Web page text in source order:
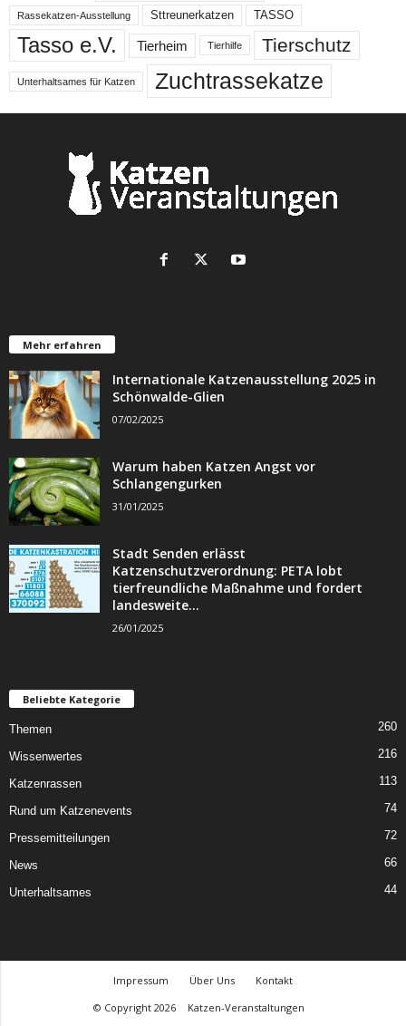
Rassekatzen-Ausstellung Sttreunerkatzen TASSO
Tasso e.V. Tierheim Tierhilfe Tierschutz
Unterhaltsames für Katzen Zuchtrassekatze
Mehr erfahren
Internationale Katzenausstellung 2025 in
Schönwalde-Glien
07/02/2025
Warum haben Katzen Angst vor
Schlangengurken
31/01/2025
Stadt Senden erlässt
Katzenschutzverordnung: PETA lobt
tierfreundliche Maßnahme und fordert
landesweite...
26/01/2025
Beliebte Kategorie
Themen 260
Wissenwertes 216
Katzenrassen 113
Rund um Katzenevents 74
Pressemitteilungen 72
News 66
Unterhaltsames 44
Impressum Über Uns
Kontakt
© Copyright 2026
Katzen-Veranstaltungen